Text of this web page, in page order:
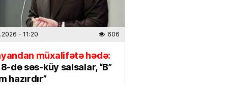
təhsil üçün şirkət
yetirilməlidir”
- 15:30 303
- 11:20 606
müxalifətə hədə:
8-də səs-küy salsalar, “B”
hazırdır”